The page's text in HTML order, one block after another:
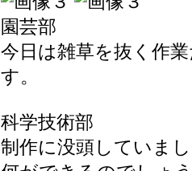
園芸部
今日は雑草を抜く作
す。
科学技術部
制作に没頭していま